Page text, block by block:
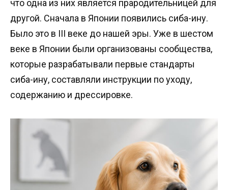
что одна из них является прародительницей для
другой. Сначала в Японии появились сиба-ину.
Было это в III веке до нашей эры. Уже в шестом
веке в Японии были организованы сообщества,
которые разрабатывали первые стандарты
сиба-ину, составляли инструкции по уходу,
содержанию и дрессировке.